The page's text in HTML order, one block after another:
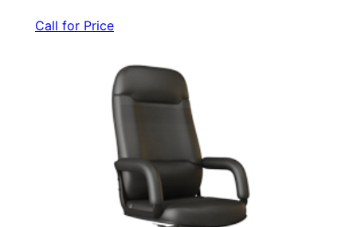
Call for Price